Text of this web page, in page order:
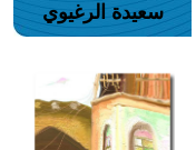
سعيدة الرغيوي